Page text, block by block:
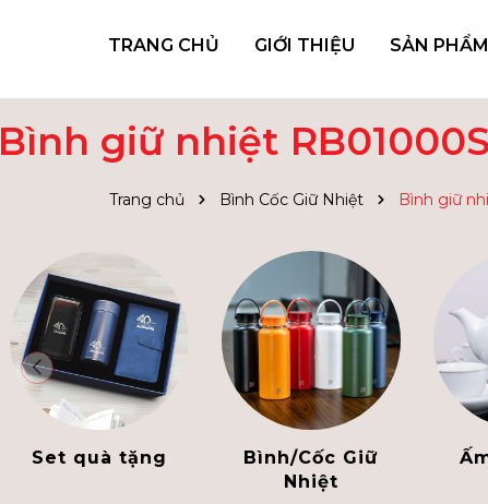
TRANG CHỦ GIỚI THIỆU SẢN PHẨM
Bình giữ nhiệt
Trang chủ Bình Cốc Giữ Nhiệt Bình giữ
Set quà tặng
Bình/Cốc Giữ
Nhiệt